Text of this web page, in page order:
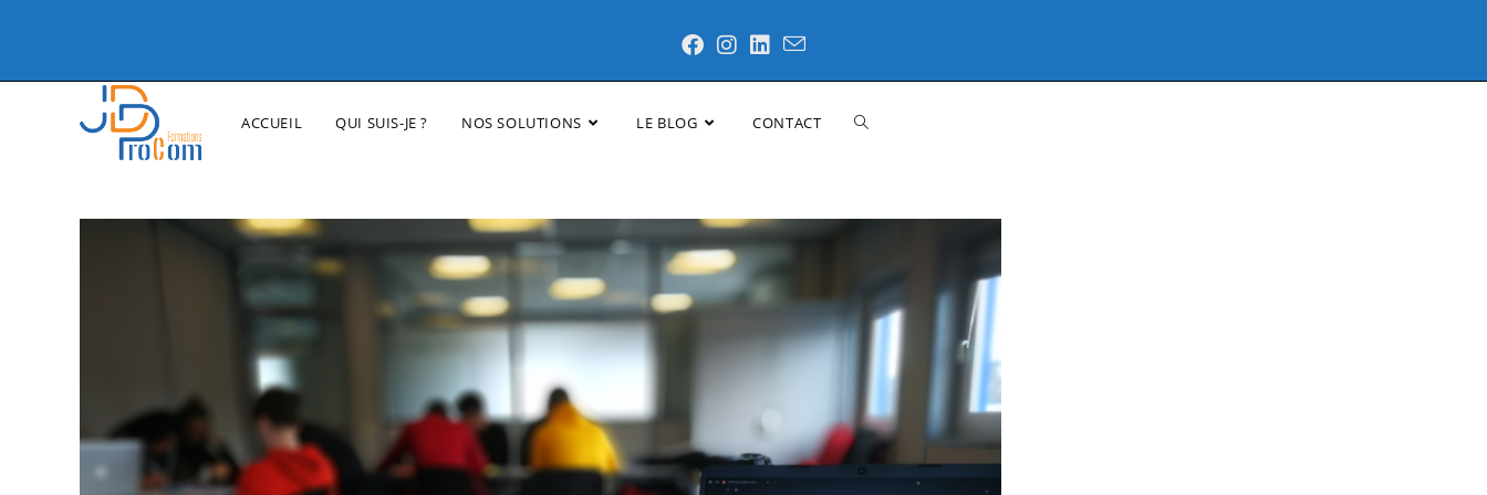
ACCUEIL QUI SUIS-JE ? NOS SOLUTIONS LE BLOG CONTACT